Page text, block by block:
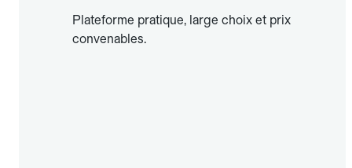
Plateforme pratique, large choix et prix
convenables.